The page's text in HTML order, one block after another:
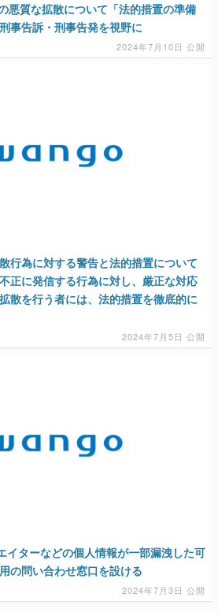
悪質な拡散について「法的措置の準備
事告訴・刑事告発を視野に
2024年7月10日 公開
行為に対する警告と法的措置について
正に発信する行為に対し、厳正な対応
散を行う者には、法的措置を徹底的に
2024年7月5日 公開
イターなどの個人情報が一部漏洩した可
の問い合わせ窓口を設ける
2024年7月3日 公開